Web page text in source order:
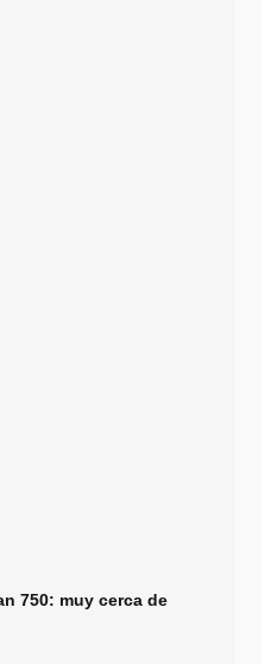
750: muy cerca de